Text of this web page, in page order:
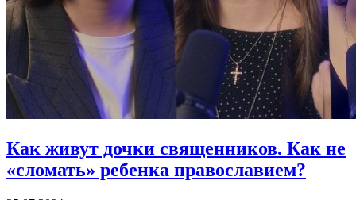
Как живут дочки священников. Как не
«сломать» ребенка православием?